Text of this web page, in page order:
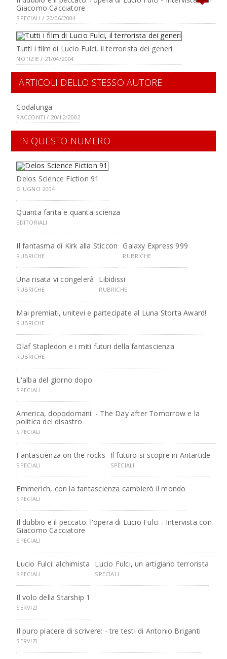
Giacomo Cacciatore
SPECIALI / 20/06/2004
Tutti i film di Lucio Fulci, il terrorista dei generi
NOTIZIE / 21/04/2004
ARTICOLI DELLO STESSO AUTORE
Codalunga
RACCONTI / 20/12/2002
IN QUESTO NUMERO
Delos Science Fiction 91
GIUGNO 2004
Quanta fanta e quanta scienza
EDITORIALI
Il fantasma di Kirk alla Sticcon
RUBRICHE
Galaxy Express 999
RUBRICHE
Una risata vi congelerà
RUBRICHE
Libidissi
RUBRICHE
Mai premiati, unitevi e partecipate al Luna Storta Award!
RUBRICHE
Olaf Stapledon e i miti futuri della fantascienza
RUBRICHE
L'alba del giorno dopo
SPECIALI
America, dopodomani: - The Day after Tomorrow e la
politica del disastro
SPECIALI
Fantascienza on the rocks
SPECIALI
Il futuro si scopre in Antartide
SPECIALI
Emmerich, con la fantascienza cambierò il mondo
SPECIALI
Il dubbio e il peccato: l'opera di Lucio Fulci - Intervista con
Giacomo Cacciatore
SPECIALI
Lucio Fulci: alchimista
SPECIALI
Lucio Fulci, un artigiano terrorista
SPECIALI
Il volo della Starship 1
SERVIZI
Il puro piacere di scrivere: - tre testi di Antonio Briganti
SERVIZI